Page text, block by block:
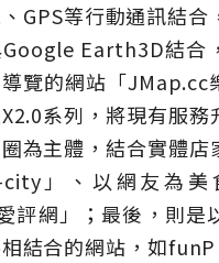
GPS等行動通訊結合
Earth3D結合
覽的網站「JMap.cc
系列，將現有服務
為主體，結合實體店
」、以網友為美
評網」；最後，則是
結合的網站，如